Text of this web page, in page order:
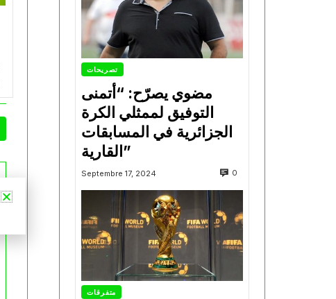
تصريحات
مضوي يصرّح: “أتمنى
التوفيق لممثلي الكرة
الجزائرية في المسابقات
القارية”
Septembre 17, 2024 0
متفرقات